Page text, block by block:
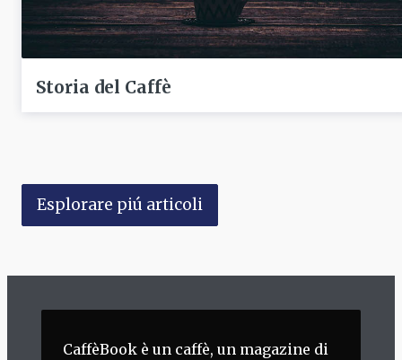
Storia del Caffè
Esplorare piú articoli
CaffèBook è un caffè, un magazine di